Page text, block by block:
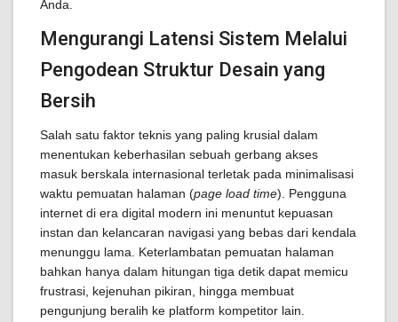
Anda.
Mengurangi Latensi Sistem Melalui
Pengodean Struktur Desain yang
Bersih
Salah satu faktor teknis yang paling krusial dalam
menentukan keberhasilan sebuah gerbang akses
masuk berskala internasional terletak pada minimalisasi
waktu pemuatan halaman (page load time). Pengguna
internet di era digital modern ini menuntut kepuasan
instan dan kelancaran navigasi yang bebas dari kendala
menunggu lama. Keterlambatan pemuatan halaman
bahkan hanya dalam hitungan tiga detik dapat memicu
frustrasi, kejenuhan pikiran, hingga membuat
pengunjung beralih ke platform kompetitor lain.